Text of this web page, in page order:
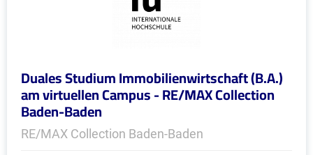
Duales Studium Immobilienwirtschaft (B.A.)
am virtuellen Campus - RE/MAX Collection
Baden-Baden
RE/MAX Collection Baden-Baden